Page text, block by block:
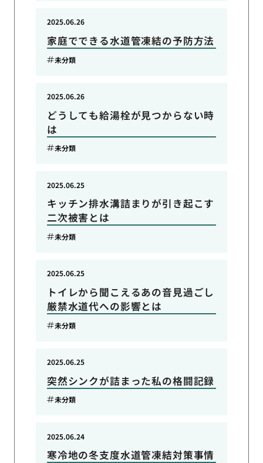
家庭でできる水道管凍結の予防方法
2025.06.26
未分類
どうしても給湯栓が見つからない時
は
2025.06.26
未分類
キッチン排水溝詰まりが引き起こす
二次被害とは
2025.06.25
未分類
トイレから聞こえるあの音見過ごし
厳禁水道代への影響とは
2025.06.25
未分類
突然シンクが詰まった私の格闘記録
2025.06.25
未分類
寒冷地の冬支度水道管凍結対策事情
2025.06.24